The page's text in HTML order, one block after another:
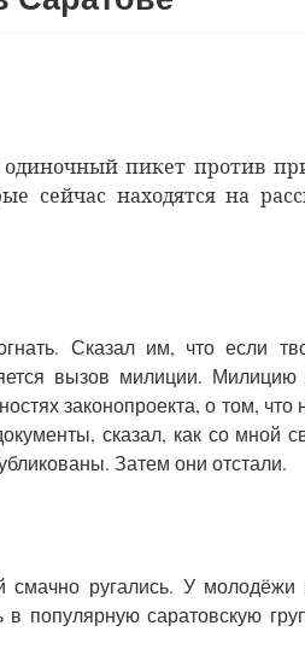
пикет против
сейчас находятся на
Сказал им, что если
вызов милиции.
законопроекта, о том, что
сказал, как со мной
Затем они отстали.
ругались. У молодёжи
популярную саратовскую